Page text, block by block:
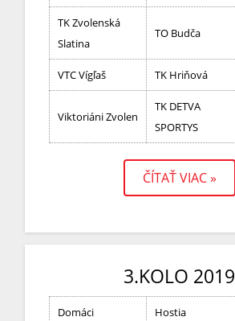
TK Zvolenská
Slatina
TO Budča
VTC Vígľaš TK Hriňová
Viktoriáni Zvolen
TK DETVA
SPORTYS
ČÍTAŤ VIAC »
3.KOLO 2019
Domáci Hostia